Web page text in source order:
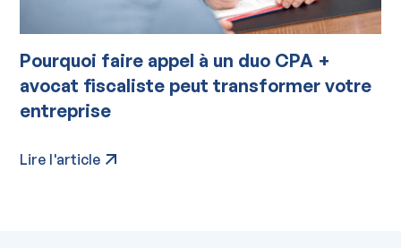
Pourquoi faire appel à un duo CPA +
avocat fiscaliste peut transformer votre
entreprise
Lire l'article